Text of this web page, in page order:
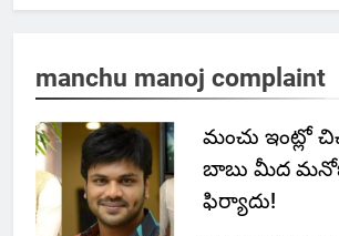
manchu manoj complaint
మంచు ఇంట్లో
బాబు మీద
ఫిర్యాదు!